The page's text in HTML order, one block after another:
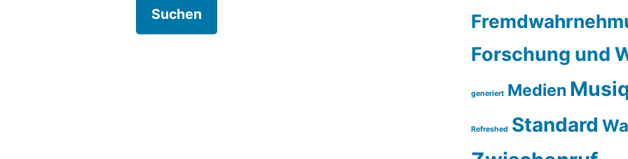
Forschung und
generiert Medien
Refreshed Standard